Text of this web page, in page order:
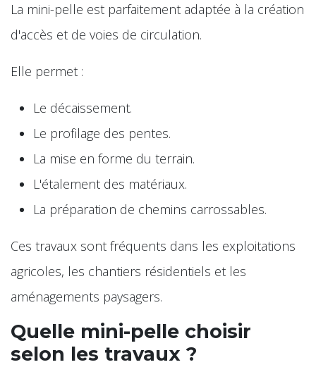
La mini-pelle est parfaitement adaptée à la création
d'accès et de voies de circulation.
Elle permet :
Le décaissement.
Le profilage des pentes.
La mise en forme du terrain.
L'étalement des matériaux.
La préparation de chemins carrossables.
Ces travaux sont fréquents dans les exploitations
agricoles, les chantiers résidentiels et les
aménagements paysagers.
Quelle mini-pelle choisir
selon les travaux ?